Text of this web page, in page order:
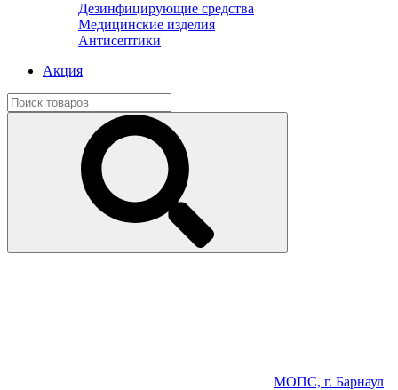
Дезинфицирующие средства
Медицинские изделия
Антисептики
Акция
МОПС, г. Барнаул